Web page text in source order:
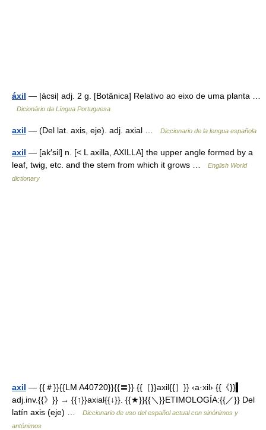
áxil — |ácsi| adj. 2 g. [Botânica] Relativo ao eixo de uma planta …
Dicionário da Língua Portuguesa
axil — (Del lat. axis, eje). adj. axial … Diccionario de la lengua española
axil — [ak′sil] n. [< L axilla, AXILLA] the upper angle formed by a
leaf, twig, etc. and the stem from which it grows …
English World
dictionary
axil — {{＃}}{{LM A40720}}{{〓}} {{［}}axil{{］}} ‹a·xil› {{《}}▍
adj.inv.{{》}} → {{↑}}axial{{↓}}. {{★}}{{＼}}ETIMOLOGÍA:{{／}} Del
latín axis (eje) …
Diccionario de uso del español actual con sinónimos y
antónimos